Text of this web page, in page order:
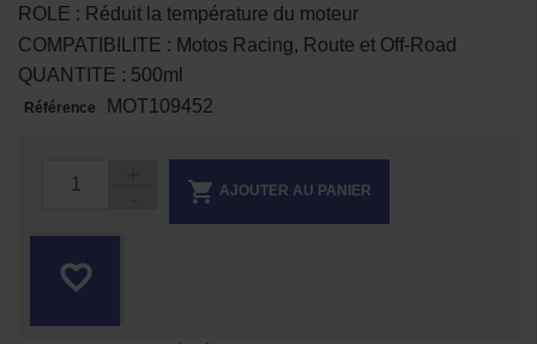
ROLE : Réduit la température du moteur
COMPATIBILITE : Motos Racing, Route et Off-Road
QUANTITE : 500ml
Référence MOT109452
 AJOUTER AU PANIER
favorite_border